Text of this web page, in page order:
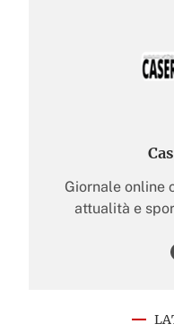
Giornale online
attualità e